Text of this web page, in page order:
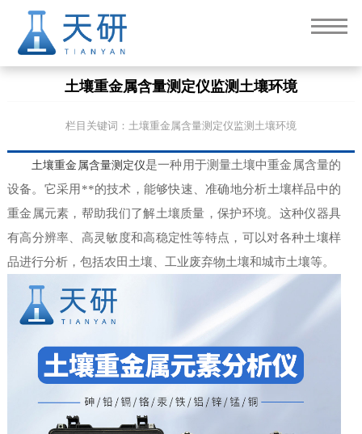
土壤重金属含量测定仪监测土壤环境
栏目关键词：土壤重金属含量测定仪监测土壤环境
土壤重金属含量测定仪是一种用于测量土壤中重金属含量的
设备。它采用**的技术，能够快速、准确地分析土壤样品中的
重金属元素，帮助我们了解土壤质量，保护环境。这种仪器具
有高分辨率、高灵敏度和高稳定性等特点，可以对各种土壤样
品进行分析，包括农田土壤、工业废弃物土壤和城市土壤等。